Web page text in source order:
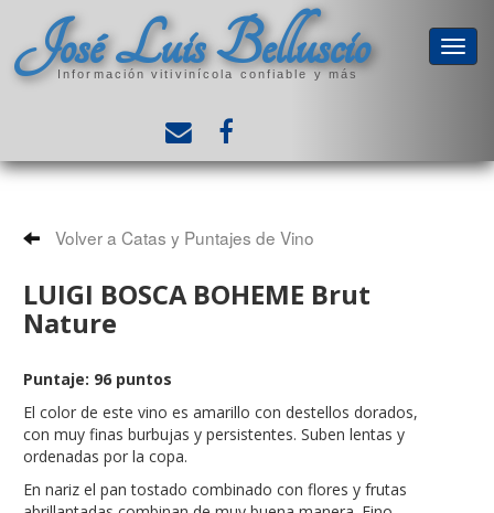
José Luis Belluscio
Información vitivinícola confiable y más
Volver a Catas y Puntajes de Vino
LUIGI BOSCA BOHEME Brut
Nature
Puntaje: 96 puntos
El color de este vino es amarillo con destellos dorados,
con muy finas burbujas y persistentes. Suben lentas y
ordenadas por la copa.
En nariz el pan tostado combinado con flores y frutas